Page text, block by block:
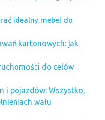
idealny mebel do
kartonowych: jak
do celów
i pojazdów: Wszystko,
wału